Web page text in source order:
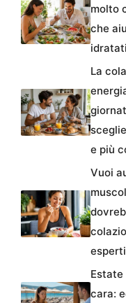
molto
che
La
e più
Vuoi
esperti
Estate
cara: